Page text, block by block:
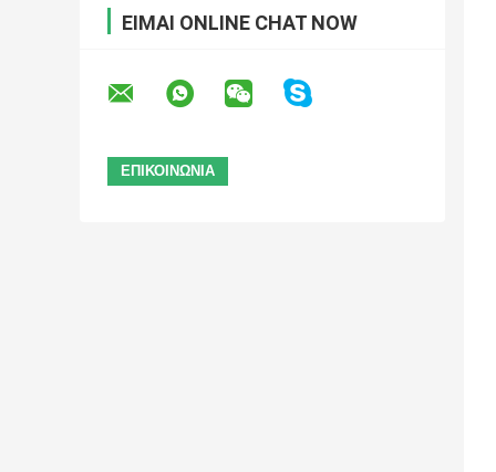
ΕΊΜΑΙ ONLINE CHAT NOW